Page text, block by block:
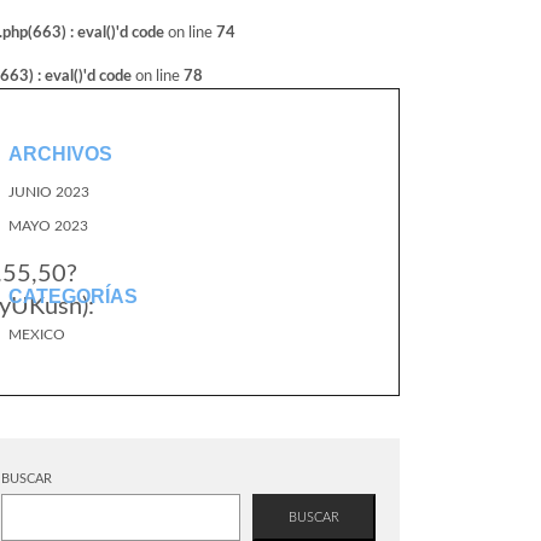
: eval()'d code on line 74
: eval()'d code on line 78
ARCHIVOS
JUNIO 2023
MAYO 2023
CATEGORÍAS
MEXICO
BUSCAR
BUSCAR